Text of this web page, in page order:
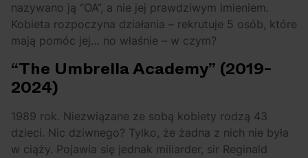
nazywano ją “OA”, a nie jej prawdziwym imieniem.
Kobieta rozpoczyna działania – rekrutuje 5 osób, które
mają pomóc jej… no właśnie – w czym?
“The Umbrella Academy” (2019-
2024)
1989 rok. Niezwiązane ze sobą kobiety rodzą 43
dzieci. Nic dziwnego? Tylko, że żadna z nich nie była
w ciąży. Pojawia się jednak miliarder, sir Reginald